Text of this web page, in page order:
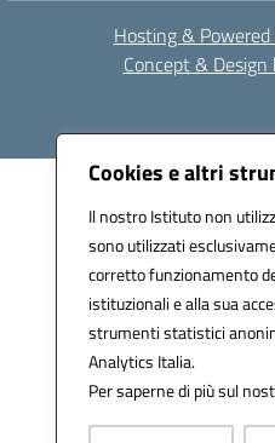
Cookies e altri
Il nostro Istituto non
sono utilizzati
corretto funzionamento
istituzionali e alla sua
strumenti statistici
Analytics Italia.
Per saperne di più sul
Hosting &
Concept &